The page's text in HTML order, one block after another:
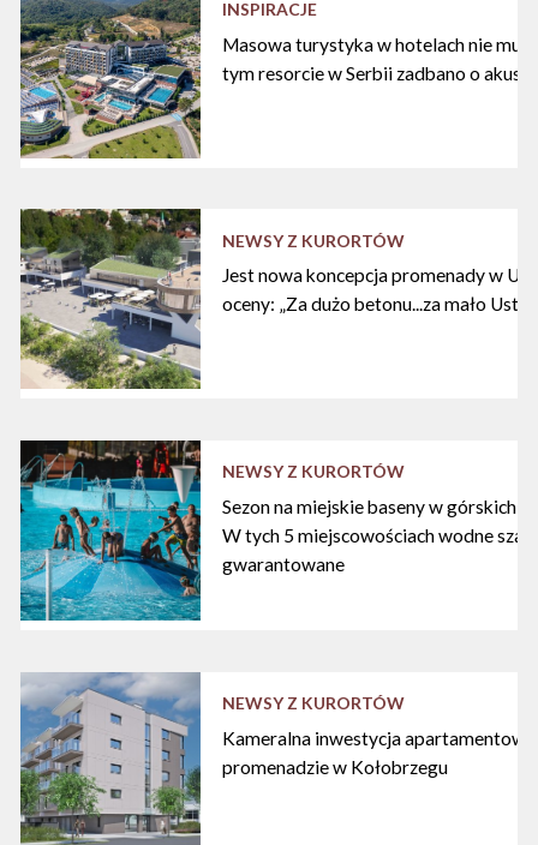
INSPIRACJE
Masowa turystyka w hotelach nie musi
tym resorcie w Serbii zadbano o
NEWSY Z KURORTÓW
Jest nowa koncepcja promenady w
oceny: „Za dużo betonu...za mało
NEWSY Z KURORTÓW
Sezon na miejskie baseny w górskich
W tych 5 miejscowościach wodne
gwarantowane
NEWSY Z KURORTÓW
Kameralna inwestycja
promenadzie w Kołobrzegu